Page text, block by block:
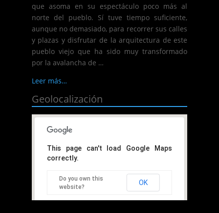
que asoma en su espectáculo poco más al
norte del pueblo. Sí tuve tiempo suficiente,
aunque no demasiado, para recorrer sus calles
y plazas y disfrutar de la arquitectura de este
pueblo viejo que ha sido muy transformado
por la avalancha de …
Leer más…
Geolocalización
This page can't load Google Maps
correctly.
Do you own this
website?
OK